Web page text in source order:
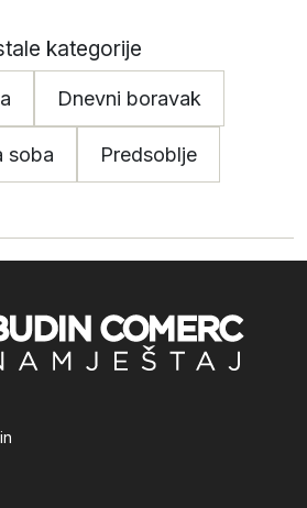
kategorije
Dnevni boravak
soba Predsoblje